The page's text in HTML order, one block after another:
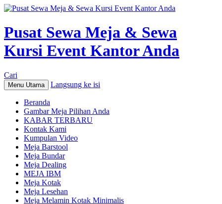
Pusat Sewa Meja & Sewa
Kursi Event Kantor Anda
Cari
Menu Utama Langsung ke isi
Beranda
Gambar Meja Pilihan Anda
KABAR TERBARU
Kontak Kami
Kumpulan Video
Meja Barstool
Meja Bundar
Meja Dealing
MEJA IBM
Meja Kotak
Meja Lesehan
Meja Melamin Kotak Minimalis